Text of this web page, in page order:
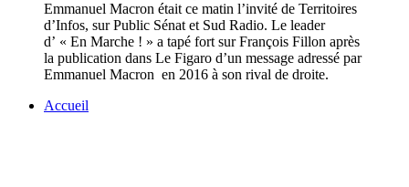
Emmanuel Macron était ce matin l’invité de Territoires
d’Infos, sur Public Sénat et Sud Radio. Le leader
d’ « En Marche ! » a tapé fort sur François Fillon après
la publication dans Le Figaro d’un message adressé par
Emmanuel Macron en 2016 à son rival de droite.
Accueil